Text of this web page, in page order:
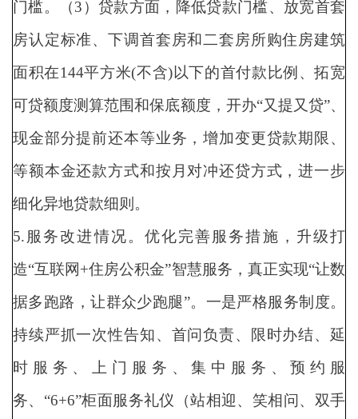
门槛。（3）贷款方面，降低贷款门槛、放宽首套
房认定标准、下调首套房和二套房所购住房建筑
面积在144平方米(不含)以下的首付款比例、拓宽
可贷额度测算范围和保底额度，开办“又提又贷”、
现金部分提前还本等业务，增加变更贷款期限、
等额本金还款方式和按月对冲还贷方式，进一步
细化异地贷款细则。
5.服务改进情况。优化完善服务措施，升级打
造“互联网+住房公积金”智慧服务，真正实现“让数
据多跑路，让群众少跑腿”。一是严格服务制度。
持续严抓一次性告知、首问负责、限时办结、延
时服务、上门服务、集中服务、预约服
务、“6+6”柜面服务礼仪（站相迎、笑相问、双手